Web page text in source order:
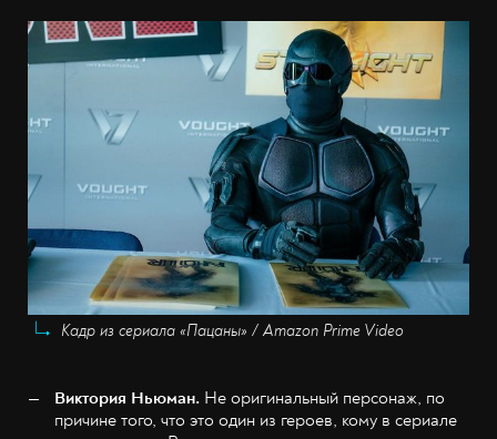
Кадр из сериала «Пацаны» / Amazon Prime Video
Виктория Ньюман. Не оригинальный персонаж, по
причине того, что это один из героев, кому в сериале